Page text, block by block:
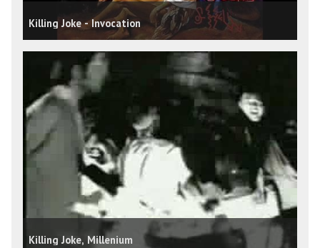
Killing Joke - Invocation
Killing Joke, Millenium